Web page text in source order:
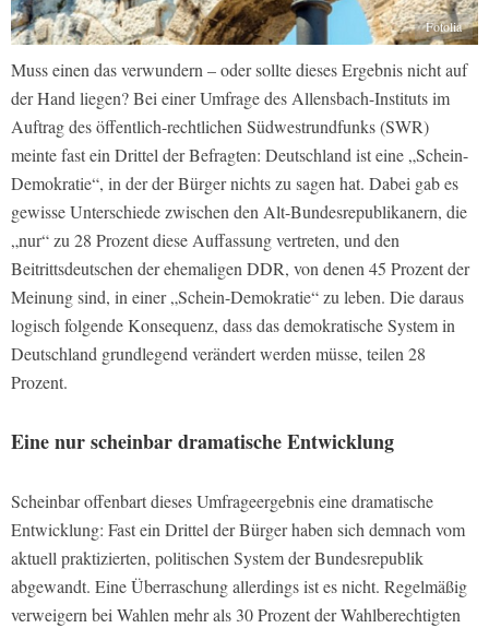
Fotolia
Muss einen das verwundern – oder sollte dieses Ergebnis nicht auf
der Hand liegen? Bei einer Umfrage des Allensbach-Instituts im
Auftrag des öffentlich-rechtlichen Südwestrundfunks (SWR)
meinte fast ein Drittel der Befragten: Deutschland ist eine „Schein-
Demokratie“, in der der Bürger nichts zu sagen hat. Dabei gab es
gewisse Unterschiede zwischen den Alt-Bundesrepublikanern, die
„nur“ zu 28 Prozent diese Auffassung vertreten, und den
Beitrittsdeutschen der ehemaligen DDR, von denen 45 Prozent der
Meinung sind, in einer „Schein-Demokratie“ zu leben. Die daraus
logisch folgende Konsequenz, dass das demokratische System in
Deutschland grundlegend verändert werden müsse, teilen 28
Prozent.
Eine nur scheinbar dramatische Entwicklung
Scheinbar offenbart dieses Umfrageergebnis eine dramatische
Entwicklung: Fast ein Drittel der Bürger haben sich demnach vom
aktuell praktizierten, politischen System der Bundesrepublik
abgewandt. Eine Überraschung allerdings ist es nicht. Regelmäßig
verweigern bei Wahlen mehr als 30 Prozent der Wahlberechtigten